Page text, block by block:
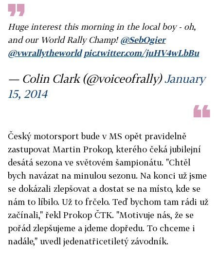
Huge interest this morning in the local boy - oh,
and our World Rally Champ!@SebOgier
@vwrallytheworld pic.twitter.com/juHV4wLbBu
— Colin Clark (@voiceofrally)January
15, 2014
Český motorsport bude v MS opět pravidelně
zastupovat Martin Prokop, kterého čeká jubilejní
desátá sezona ve světovém šampionátu. "Chtěl
bych navázat na minulou sezonu. Na konci už jsme
se dokázali zlepšovat a dostat se na místo, kde se
nám to líbilo. Už to frčelo. Teď bychom tam rádi už
začínali," řekl Prokop ČTK. "Motivuje nás, že se
pořád zlepšujeme a jdeme dopředu. To chceme i
nadále," uvedl jedenatřicetiletý závodník.